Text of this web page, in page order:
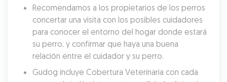
Recomendamos a los propietarios de los perros
concertar una visita con los posibles cuidadores
para conocer el entorno del hogar donde estará
su perro, y confirmar que haya una buena
relación entre el cuidador y su perro.
Gudog incluye Cobertura Veterinaria con cada